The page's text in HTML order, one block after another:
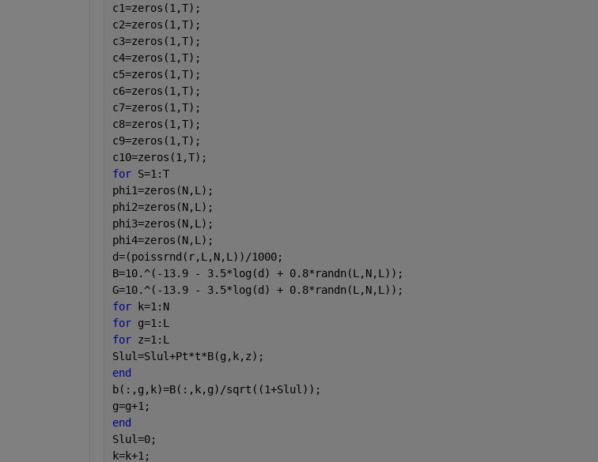
c1=zeros(1,T);
c2=zeros(1,T);
c3=zeros(1,T);
c4=zeros(1,T);
c5=zeros(1,T);
c6=zeros(1,T);
c7=zeros(1,T);
c8=zeros(1,T);
c9=zeros(1,T);
c10=zeros(1,T);
for S=1:T
phi1=zeros(N,L);
phi2=zeros(N,L);
phi3=zeros(N,L);
phi4=zeros(N,L);
d=(poissrnd(r,L,N,L))/1000;
B=10.^(-13.9 - 3.5*log(d) + 0.8*randn(L,N,L));
G=10.^(-13.9 - 3.5*log(d) + 0.8*randn(L,N,L));
for
k=1:N
for g=1:L
for z=1:L
Slul=Slul+Pt*t*B(g,k,z);
end
b(:,g,k)=B(:,k,g)/sqrt((1+Slul));
g=g+1;
end
Slul=0;
k=k+1;